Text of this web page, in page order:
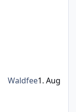
Waldfee1. Aug